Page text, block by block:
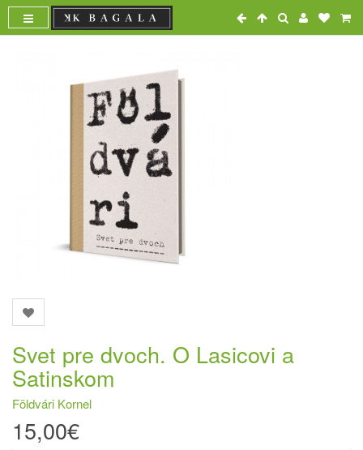
Svet pre dvoch. O Lasicovi a
Satinskom
Földvári Kornel
15,00€